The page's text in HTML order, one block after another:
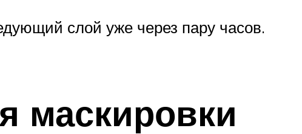
слой уже через пару часов.
маскировки